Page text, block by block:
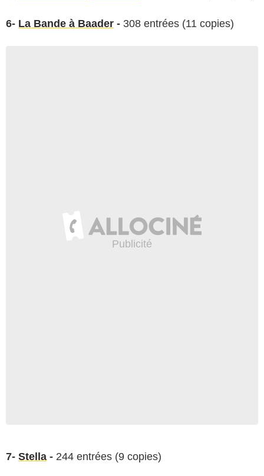
6- La Bande à Baader - 308 entrées (11 copies)
7- Stella - 244 entrées (9 copies)